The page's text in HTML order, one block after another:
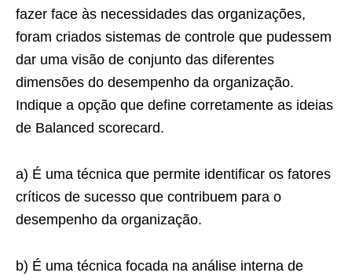
fazer face às necessidades das organizações,
foram criados sistemas de controle que pudessem
dar uma visão de conjunto das diferentes
dimensões do desempenho da organização.
Indique a opção que define corretamente as ideias
de Balanced scorecard.
a) É uma técnica que permite identificar os fatores
críticos de sucesso que contribuem para o
desempenho da organização.
b) É uma técnica focada na análise interna de